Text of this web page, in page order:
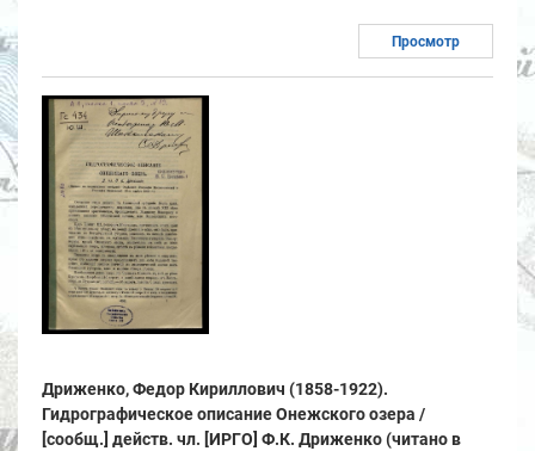
Просмотр
Дриженко, Федор Кириллович (1858-1922).
Гидрографическое описание Онежского озера /
[сообщ.] действ. чл. [ИРГО] Ф.К. Дриженко (читано в